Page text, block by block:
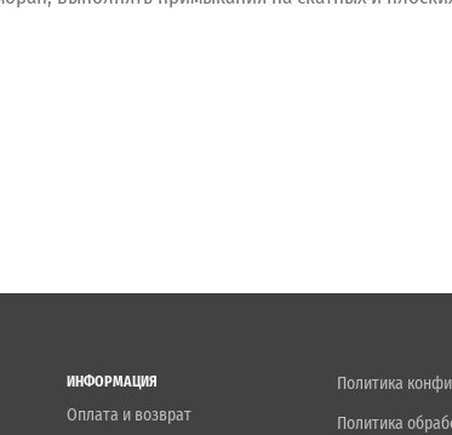
ИНФОРМАЦИЯ
Оплата и возврат
Политика
Политика